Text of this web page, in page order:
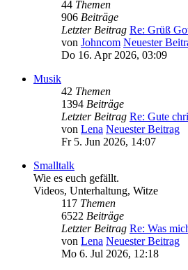
44 Themen
906 Beiträge
Letzter Beitrag Re: Grüß
von Johncom Neuester
Do 16. Apr 2026, 03:09
Musik
42 Themen
1394 Beiträge
Letzter Beitrag Re: Gute
von Lena Neuester Beitrag
Fr 5. Jun 2026, 14:07
Smalltalk
Wie es euch gefällt.
Videos, Unterhaltung, Witze
117 Themen
6522 Beiträge
Letzter Beitrag Re: Was
von Lena Neuester Beitrag
Mo 6. Jul 2026, 12:18